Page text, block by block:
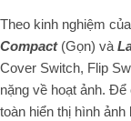
Theo kinh nghiệm
Compact(Gọn) và
Cover Switch, Flip
nặng về hoạt ảnh. Để
toàn hiển thị hình